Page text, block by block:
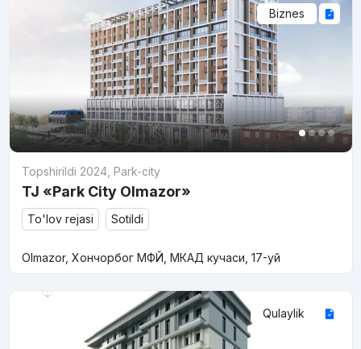
Biznes
Topshirildi 2024, Park-city
TJ «Park City Olmazor»
To'lov rejasi Sotildi
Olmazor, Хончорбог МФЙ, МКАД кучаси, 17-уй
Qulaylik